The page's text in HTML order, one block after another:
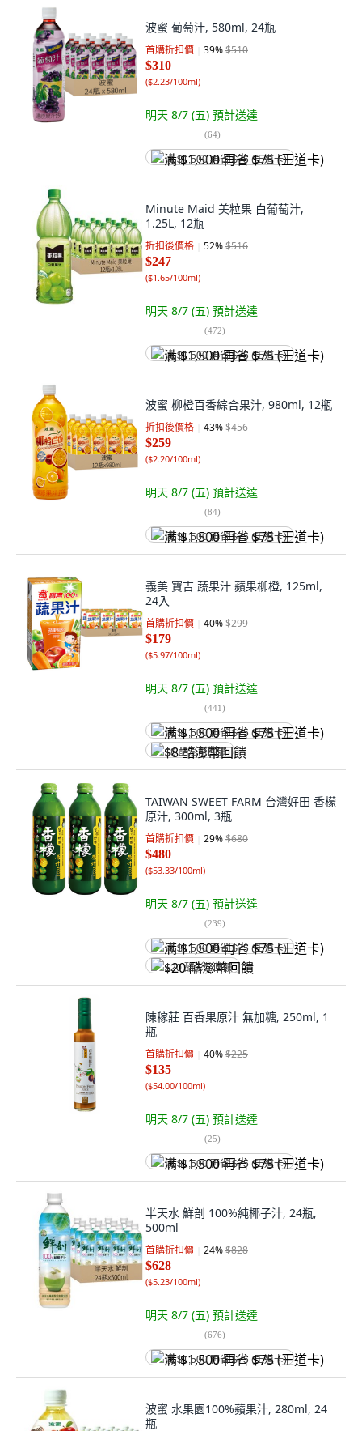
波蜜 葡萄汁, 580ml, 24瓶
首購折扣價 39%$510
$310
($2.23/100ml)
明天 8/7 (五) 預計送達
(64)
满 $1,500 再省 $75 (王道卡)
Minute Maid 美粒果 白葡萄汁,
1.25L, 12瓶
折扣後價格 52%$516
$247
($1.65/100ml)
明天 8/7 (五) 預計送達
(472)
满 $1,500 再省 $75 (王道卡)
波蜜 柳橙百香綜合果汁, 980ml, 12瓶
折扣後價格 43%$456
$259
($2.20/100ml)
明天 8/7 (五) 預計送達
(84)
满 $1,500 再省 $75 (王道卡)
義美 寶吉 蔬果汁 蘋果柳橙, 125ml,
24入
首購折扣價 40%$299
$179
($5.97/100ml)
明天 8/7 (五) 預計送達
(441)
满 $1,500 再省 $75 (王道卡)
$8 酷澎幣回饋
TAIWAN SWEET FARM 台灣好田 香檬
原汁, 300ml, 3瓶
首購折扣價 29%$680
$480
($53.33/100ml)
明天 8/7 (五) 預計送達
(239)
满 $1,500 再省 $75 (王道卡)
$20 酷澎幣回饋
陳稼莊 百香果原汁 無加糖, 250ml, 1
瓶
首購折扣價 40%$225
$135
($54.00/100ml)
明天 8/7 (五) 預計送達
(25)
满 $1,500 再省 $75 (王道卡)
半天水 鮮剖 100%純椰子汁, 24瓶,
500ml
首購折扣價 24%$828
$628
($5.23/100ml)
明天 8/7 (五) 預計送達
(676)
满 $1,500 再省 $75 (王道卡)
波蜜 水果園100%蘋果汁, 280ml, 24
瓶